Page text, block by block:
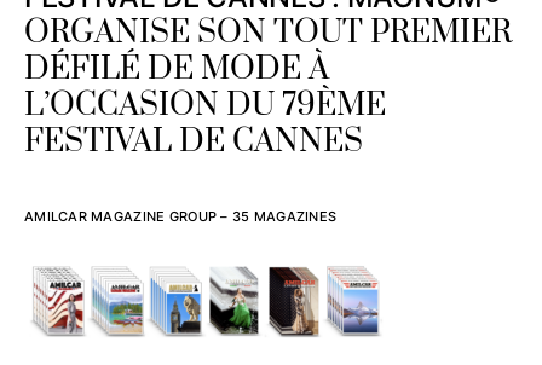
ORGANISE SON TOUT PREMIER
DÉFILÉ DE MODE À
L’OCCASION DU 79ÈME
FESTIVAL DE CANNES
AMILCAR MAGAZINE GROUP – 35 MAGAZINES